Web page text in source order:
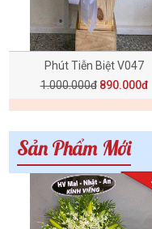
Phút Tiễn Biệt V047
1.000.000đ 890.000đ
Sản Phẩm Mới